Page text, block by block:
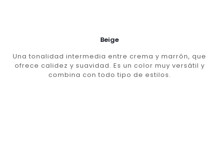
Beige
Una tonalidad intermedia entre crema y marrón, que
ofrece calidez y suavidad. Es un color muy versátil y
combina con todo tipo de estilos.